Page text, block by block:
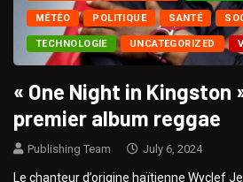
MÉTÉO POLITIQUE SANTÉ
TECHNOLOGIE UNCATEGORIZED V
« One Night in Kingston
premier album reggae
Publishing Team July 6, 2024
Le chanteur d’origine haïtienne Wyclef